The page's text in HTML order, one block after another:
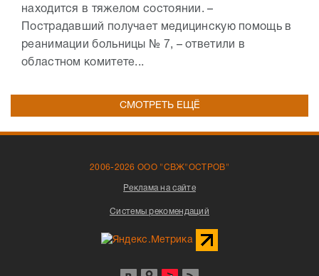
находится в тяжелом состоянии. –
Пострадавший получает медицинскую помощь в
реанимации больницы № 7, – ответили в
областном комитете...
СМОТРЕТЬ ЕЩЁ
2006-2026 ООО "СВЖ"ОСТРОВ"
Реклама на сайте
Системы рекомендаций